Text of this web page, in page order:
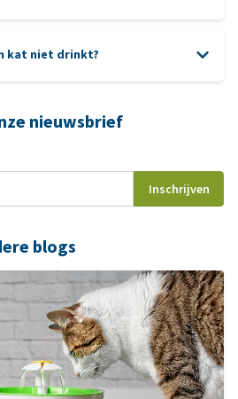
kat niet drinkt?
nieuwsbrief
Inschrijven
blogs